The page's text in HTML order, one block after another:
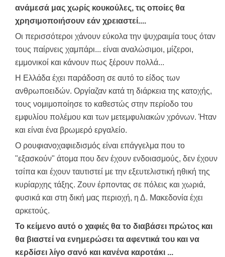
ανάμεσά μας χωρίς κουκούλες, τις οποίες θα
χρησιμοποιήσουν εάν χρειαστεί....
Οι περισσότεροι χάνουν εύκολα την ψυχραιμία τους όταν
τους παίρνεις χαμπάρι... είναι αναλώσιμοι, μίζεροι,
εμμονικοί και κάνουν πως ξέρουν πολλά...
Η Ελλάδα έχει παράδοση σε αυτό το είδος των
ανθρωποειδών. Οργίαζαν κατά τη διάρκεια της κατοχής,
τους νομιμοποίησε το καθεστώς στην περίοδο του
εμφυλίου πολέμου και των μετεμφυλιακών χρόνων. Ήταν
και είναι ένα βρωμερό εργαλείο.
Ο ρουφιανοχαφιεδισμός είναι επάγγελμα που το
"εξασκούν" άτομα που δεν έχουν ενδοιασμούς, δεν έχουν
τσίπα και έχουν ταυτιστεί με την εξευτελιστική ηθική της
κυρίαρχης τάξης. Ζουν έρποντας σε πόλεις και χωριά,
φυσικά και στη δική μας περιοχή, η Δ. Μακεδονία έχει
αρκετούς.
Το κείμενο αυτό ο χαφιές θα το διαβάσει πρώτος και
θα βιαστεί να ενημερώσει τα αφεντικά του και να
κερδίσει λίγο σανό και κανένα καροτάκι ...